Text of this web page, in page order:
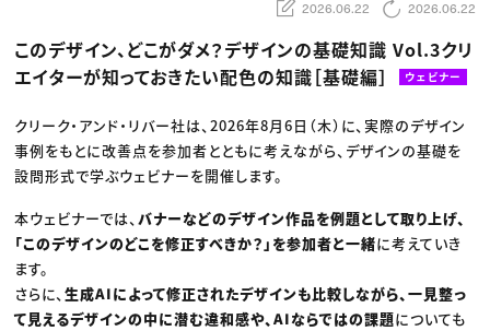
C＆R Magazine
Web
映像
ゲーム・エンタメ
広告
出版
CREATIVE VILLAGEからのお知らせ
プロフェッショナル×つながる×メディア
2026.06.22 2026.06.22
このデザイン、どこがダメ？デザインの基礎知識 Vol.3クリ
エイターが知っておきたい配色の知識［基礎編］
ウェビナー
クリーク・アンド・リバー社は、2026年8月6日（木）に、実際のデザイン
事例をもとに改善点を参加者とともに考えながら、デザインの基礎を
設問形式で学ぶウェビナーを開催します。
本ウェビナーでは、バナーなどのデザイン作品を例題として取り上げ、
「このデザインのどこを修正すべきか？」を参加者と一緒に考えていき
ます。
さらに、生成AIによって修正されたデザインも比較しながら、一見整っ
て見えるデザインの中に潜む違和感や、AIならではの課題についても